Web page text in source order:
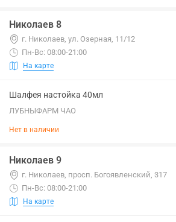
Николаев 8
г. Николаев, ул. Озерная, 11/12
Пн-Вс: 08:00-21:00
На карте
Шалфея настойка 40мл
ЛУБНЫФАРМ ЧАО
Нет в наличии
Николаев 9
г. Николаев, просп. Богоявленский, 317
Пн-Вс: 08:00-21:00
На карте